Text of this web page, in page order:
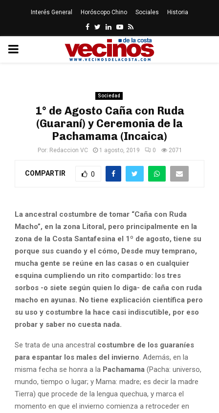
Interés General Horóscopo Chino Sociales Historia
Facebook
Twitter
LinkedinYoutube
Rss
PRIMARY
Sociedad
1° de Agosto Caña con Ruda
(Guaraní) y Ceremonia de la
Pachamama (Incaica)
Por: Redaccion VC 1 agosto, 2019 0 2071
COMPARTIR 0
La ancestral costumbre de tomar “Caña con Ruda
Macho”, en la zona Litoral, pero principalmente en la
zona de la Costa Santafesina el 1º de agosto, tiene su
porque sus cuando y el cómo, Desde muy temprano,
mucha gente se reúne en las casas o en cualquier
esquina cumpliendo un rito compartido: los tres
sorbos -o siete según quien lo diga- de caña con ruda
macho en ayunas. No tiene explicación científica pero
su uso y costumbre la hace casi indiscutible, por eso
probar y saber no cuesta nada.
Se trata de una ancestral costumbre de los guaraníes
para espantar los males del invierno . Además, en la
misma fecha se honra a la Pachamama (Pacha: universo,
mundo, tiempo o lugar; y Mama: madre; es decir la madre
Tierra) que procede de la lengua quechua, y marca el
momento en que el invierno comienza a retroceder en